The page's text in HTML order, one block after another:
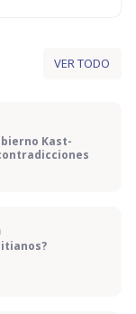
VER TODO
Kast-